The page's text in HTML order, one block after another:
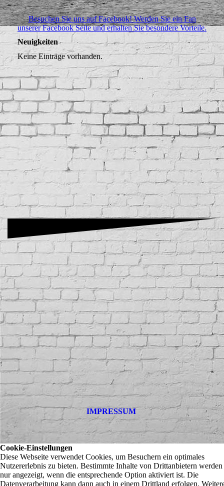
Besuchen Sie uns auf Facebook! Werden Sie ein Fan
unserer Facebook Seite und erhalten Sie besondere Vorteile.
Neuigkeiten
Keine Einträge vorhanden.
IMPRESSUM
Cookie-Einstellungen
Diese Webseite verwendet Cookies, um Besuchern ein optimales
Nutzererlebnis zu bieten. Bestimmte Inhalte von Drittanbietern werden
nur angezeigt, wenn die entsprechende Option aktiviert ist. Die
Datenverarbeitung kann dann auch in einem Drittland erfolgen.